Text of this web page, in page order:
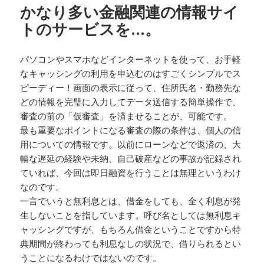
かなり多い金融関連の情報サイ
トのサービスを…。
パソコンやスマホなどインターネットを使って、お手軽
なキャッシングの利用を申込むのはすごくシンプルでス
ピーディー！画面の表示に従って、住所氏名・勤務先な
どの情報を完璧に入力してデータ送信する簡単操作で、
審査の前の「仮審査」を済ませることが、可能です。
最も重要なポイントになる審査の際の条件は、個人の信
用についての情報です。以前にローンなどで返済の、大
幅な遅延の経験や未納、自己破産などの事故が記録され
ていれば、今回は即日融資を行うことは無理というわけ
なのです。
一言でいうと無利息とは、借金をしても、全く利息が発
生しないことを指しています。呼び名としては無利息キ
ャッシングですが、もちろん借金ということですから特
典期間が終わっても利息なしの状況で、借りられるとい
うことになるわけではないのです。